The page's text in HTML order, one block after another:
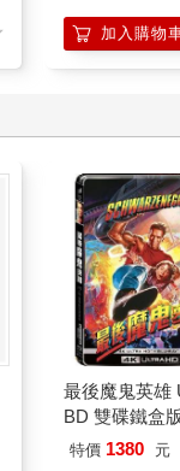
加入購物
最後魔鬼英雄
BD 雙碟鐵盒
特價 1380 元